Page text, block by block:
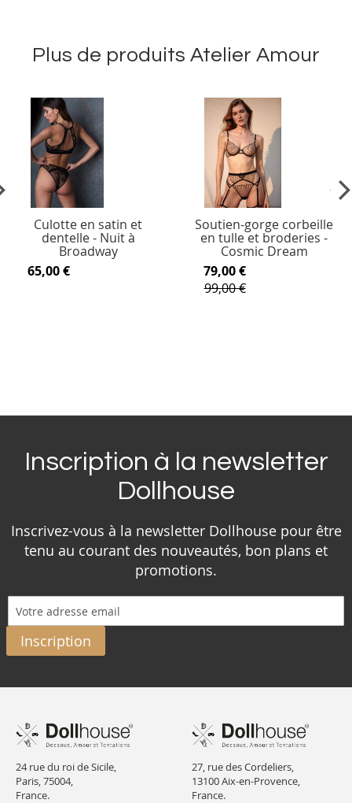
Plus de produits Atelier Amour
Culotte en satin et
dentelle - Nuit à
Broadway
65,00 €
Soutien-gorge corbeille
en tulle et broderies -
Cosmic Dream
79,00 €
99,00 €
Inscription à la newsletter
Dollhouse
Inscrivez-vous à la newsletter Dollhouse pour être
tenu au courant des nouveautés, bon plans et
promotions.
Inscription
24 rue du roi de Sicile,
Paris, 75004,
France.
27, rue des Cordeliers,
13100 Aix-en-Provence,
France.